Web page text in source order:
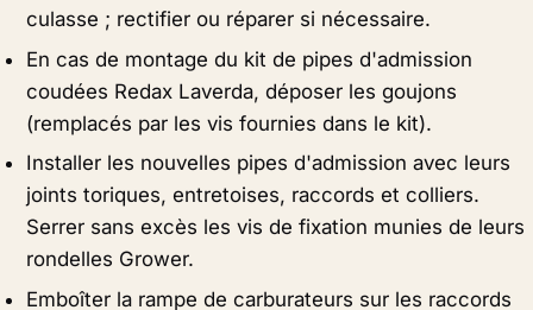
culasse ; rectifier ou réparer si nécessaire.
En cas de montage du kit de pipes d'admission
coudées Redax Laverda, déposer les goujons
(remplacés par les vis fournies dans le kit).
Installer les nouvelles pipes d'admission avec leurs
joints toriques, entretoises, raccords et colliers.
Serrer sans excès les vis de fixation munies de leurs
rondelles Grower.
Emboîter la rampe de carburateurs sur les raccords